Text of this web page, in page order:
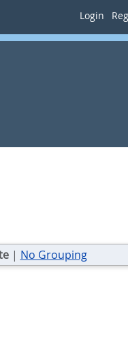
Login
| No Grouping